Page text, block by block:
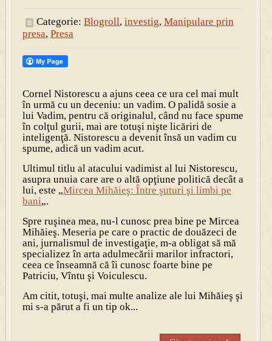
Categorie: Blogroll, investig, Manipulare prin
presa, Presa
Cornel Nistorescu a ajuns ceea ce ura cel mai mult
în urmă cu un deceniu: un vadim. O palidă sosie a
lui Vadim, pentru că originalul, când nu face spume
în colţul gurii, mai are totuşi nişte licăriri de
inteligenţă. Nistorescu a devenit însă un vadim cu
spume, adică un vadim acut.
Ultimul titlu al atacului vadimist al lui Nistorescu,
asupra unuia care are o altă opţiune politică decât a
lui, este „Mircea Mihăieş: Între şuturi şi limbi pe
bani„.
Spre ruşinea mea, nu-l cunosc prea bine pe Mircea
Mihăieş. Meseria pe care o practic de douăzeci de
ani, jurnalismul de investigaţie, m-a obligat să mă
specializez în arta adulmecării marilor infractori,
ceea ce înseamnă că îi cunosc foarte bine pe
Patriciu, Vîntu şi Voiculescu.
Am citit, totuşi, mai multe analize ale lui Mihăieş şi
mi s-a părut a fi un tip ok...